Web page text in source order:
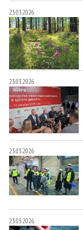
23.03.2026
23.03.2026
23.03.2026
23.03.2026